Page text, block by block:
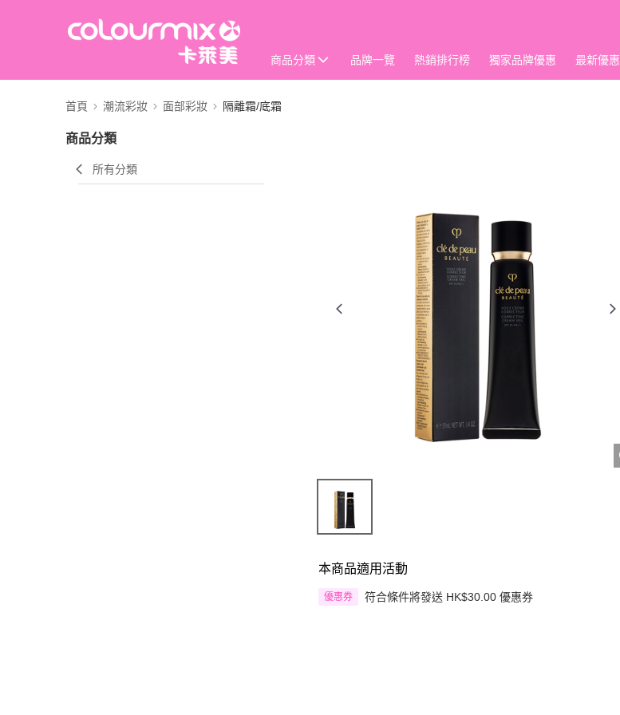
商品分類 品牌一覽 熱銷排行榜 獨家品牌優惠 最新優惠
首頁 潮流彩妝 面部彩妝 隔離霜/底霜
商品分類
所有分類
本商品適用活動
優惠券 符合條件將發送 HK$30.00 優惠券